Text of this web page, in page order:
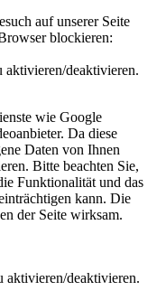
auf unserer Seite
blockieren:
deaktivieren.
wie Google
Da diese
Daten von Ihnen
Bitte beachten Sie,
Funktionalität und das
kann. Die
der Seite wirksam.
deaktivieren.